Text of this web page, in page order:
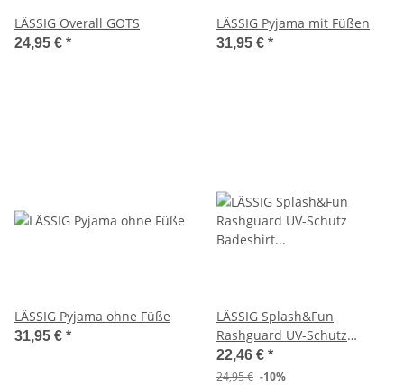
LÄSSIG Overall GOTS
24,95 € *
LÄSSIG Pyjama mit Füßen
31,95 € *
LÄSSIG Pyjama ohne Füße
31,95 € *
LÄSSIG Splash&Fun
Rashguard UV-Schutz
Badeshirt kurzarm LSF 60
22,46 € *
24,95 € -10%